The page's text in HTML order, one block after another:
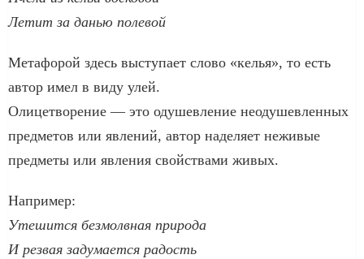
Летит за данью полевой
Метафорой здесь выступает слово «келья», то есть
автор имел в виду улей.
Олицетворение — это одушевление неодушевленных
предметов или явлений, автор наделяет неживые
предметы или явления свойствами живых.
Например:
Утешится безмолвная природа
И резвая задумается радость